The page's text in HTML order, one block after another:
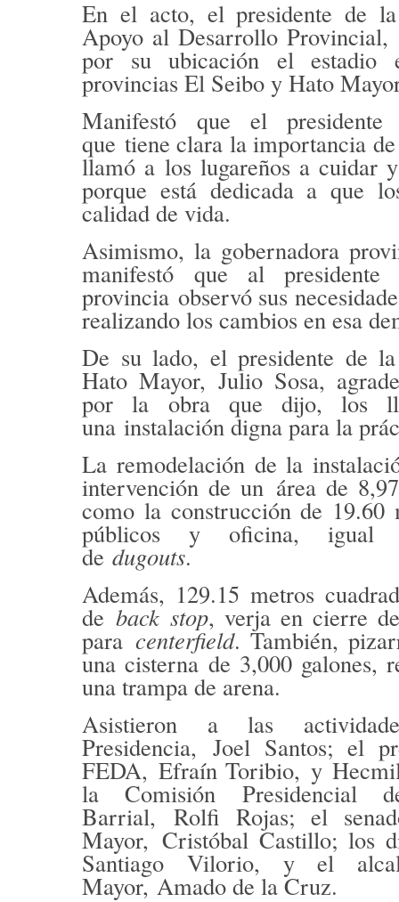
En el acto, el presidente de
Apoyo al Desarrollo Provincial,
por su ubicación el estadio
provincias El Seibo y Hato
Manifestó que el presidente
que tiene clara la importancia
llamó a los lugareños a cuidar
porque está dedicada a que
calidad de vida.
Asimismo, la gobernadora
manifestó que al
provincia observó sus
realizando los cambios en esa
De su lado, el presidente de
Hato Mayor,Julio Sosa,
por la obra que dijo, los
unainstalación digna para la
La remodelación de la
intervención de un área de
como la construcción de
públicos y oficina, igual
dedugouts.
Además, 129.15 metros
deback stop, verja en cierre
para centerfield. También,
una cisterna de 3,000 galones,
una trampa de arena.
Asistieron a las
Presidencia,Joel Santos; el
FEDA, Efraín Toribio, y
la Comisión Presidencial
Barrial,Rolfi Rojas; el
Mayor, Cristóbal Castillo; los
Santiago Vilorio, y el
Mayor, Amado de la Cruz.